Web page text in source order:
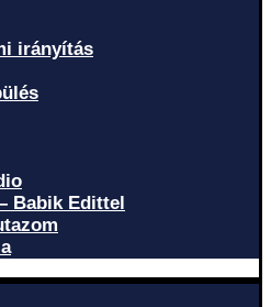
irányítás
Babik Edittel